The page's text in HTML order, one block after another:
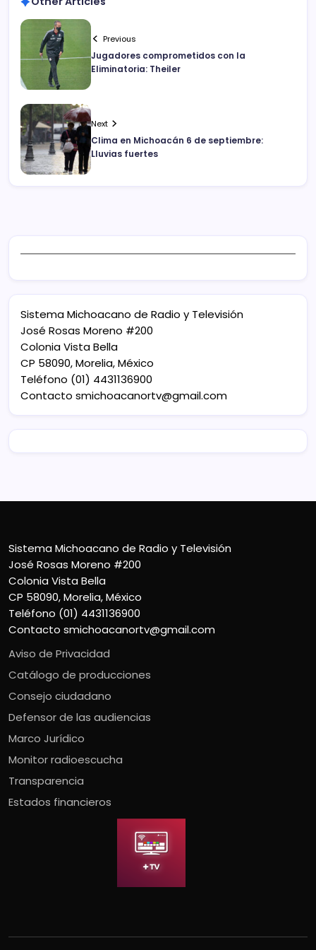
Previous
Jugadores comprometidos con la
Eliminatoria: Theiler
Next
Clima en Michoacán 6 de septiembre:
Lluvias fuertes
Sistema Michoacano de Radio y Televisión
José Rosas Moreno #200
Colonia Vista Bella
CP 58090, Morelia, México
Teléfono (01) 4431136900
Contacto smichoacanortv@gmail.com
Sistema Michoacano de Radio y Televisión
José Rosas Moreno #200
Colonia Vista Bella
CP 58090, Morelia, México
Teléfono (01) 4431136900
Contacto smichoacanortv@gmail.com
Aviso de Privacidad
Catálogo de producciones
Consejo ciudadano
Defensor de las audiencias
Marco Jurídico
Monitor radioescucha
Transparencia
Estados financieros